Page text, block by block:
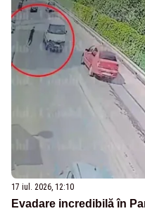
17 iul. 2026, 12:10
Evadare incredibilă în